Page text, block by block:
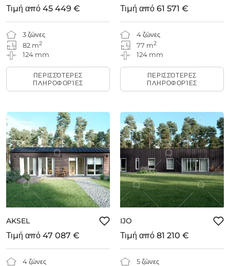
3 ζώνες
82 m2
124 mm
Τιμή από 45 449 €
ΠΕΡΙΣΣΌΤΕΡΕΣ
ΠΛΗΡΟΦΟΡΊΕΣ
4 ζώνες
77 m2
124 mm
Τιμή από 61 571 €
ΠΕΡΙΣΣΌΤΕΡΕΣ
ΠΛΗΡΟΦΟΡΊΕΣ
AKSEL
4 ζώνες
Τιμή από 47 087 €
IJO
5 ζώνες
Τιμή από 81 210 €